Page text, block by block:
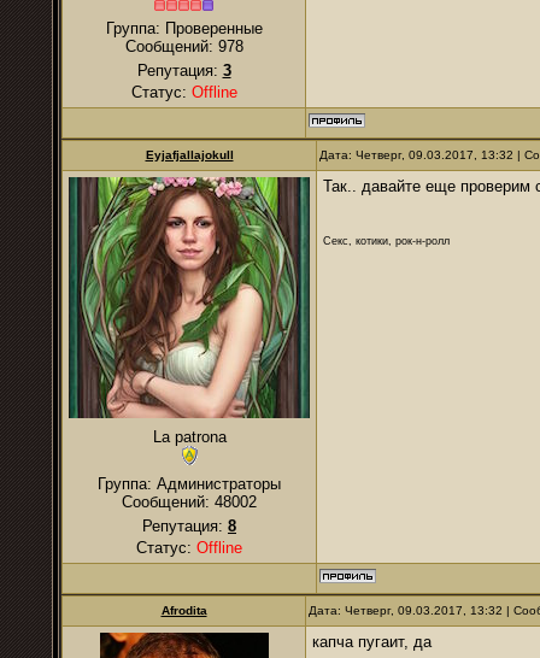
Группа: Проверенные
Сообщений: 978
Репутация: 3
Статус: Offline
Eyjafjallajokull Дата: Четверг, 09.03.2017, 13:32 |
La patrona
Группа: Администраторы
Сообщений: 48002
Репутация: 8
Статус: Offline
Так.. давайте еще проверим
Секс, котики, рок-н-ролл
Afrodita Дата: Четверг, 09.03.2017, 13:32 |
капча пугаит, да